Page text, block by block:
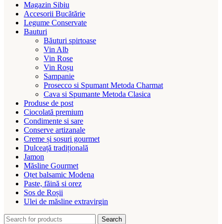
Magazin Sibiu
Accesorii Bucătărie
Legume Conservate
Bauturi
Băuturi spirtoase
Vin Alb
Vin Rose
Vin Roșu
Sampanie
Prosecco si Spumant Metoda Charmat
Cava si Spumante Metoda Clasica
Produse de post
Ciocolată premium
Condimente si sare
Conserve artizanale
Creme și sosuri gourmet
Dulceață tradițională
Jamon
Măsline Gourmet
Oțet balsamic Modena
Paste, făină si orez
Sos de Roșii
Ulei de măsline extravirgin
Search